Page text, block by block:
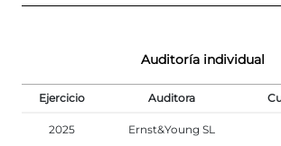
Auditoría individual
Ejercicio Auditora
2025 Ernst&Young SL